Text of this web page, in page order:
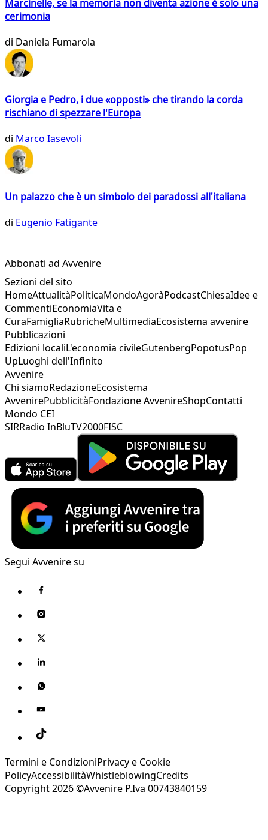
Marcinelle, se la memoria non diventa azione è solo una
cerimonia
di Daniela Fumarola
Giorgia e Pedro, i due «opposti» che tirando la corda
rischiano di spezzare l'Europa
di Marco Iasevoli
Un palazzo che è un simbolo dei paradossi all'italiana
di Eugenio Fatigante
Abbonati ad Avvenire
Sezioni del sito
HomeAttualitàPoliticaMondoAgoràPodcastChiesaIdee e
CommentiEconomiaVita e
CuraFamigliaRubricheMultimediaEcosistema avvenire
Pubblicazioni
Edizioni localiL'economia civileGutenbergPopotusPop
UpLuoghi dell'Infinito
Avvenire
Chi siamoRedazioneEcosistema
AvvenirePubblicitàFondazione AvvenireShopContatti
Mondo CEI
SIRRadio InBluTV2000FISC
Segui Avvenire su
Termini e CondizioniPrivacy e Cookie
PolicyAccessibilitàWhistleblowingCredits
Copyright 2026 ©Avvenire P.Iva 00743840159